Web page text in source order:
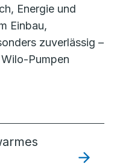
Energie und
Einbau,
zuverlässig –
Pumpen